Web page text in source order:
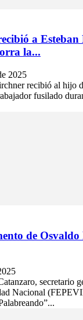
a Esteban
la...
2025
recibió al hijo
fusilado
de Osvaldo
secretario
Nacional